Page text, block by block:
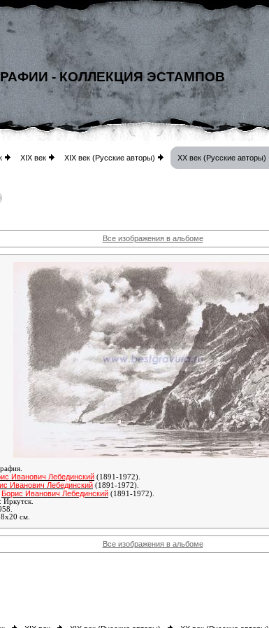
- КОЛЛЕКЦИЯ ЭСТАМПОВ
XIX век XIX век (Русские авторы) XX век (Русские авторы)
Все изображения в альбоме
Иванович Лебединский (1891-1972)
Иванович Лебединский (1891-1972)
Борис Иванович Лебединский (1891-1972)
Иркутск.
см.
Все изображения в альбоме